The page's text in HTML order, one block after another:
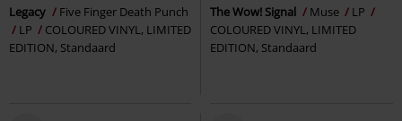
Legacy
Five Finger Death Punch
LP
COLOURED VINYL, LIMITED
EDITION, Standaard
The Wow! Signal Muse
LP
COLOURED VINYL, LIMITED
EDITION, Standaard